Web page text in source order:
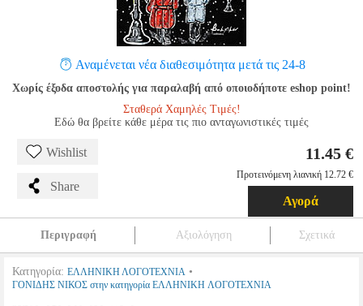
Αναμένεται νέα διαθεσιμότητα μετά τις 24-8
Χωρίς έξοδα αποστολής για παραλαβή από οποιοδήποτε eshop point!
Σταθερά Χαμηλές Τιμές!
Εδώ θα βρείτε κάθε μέρα τις πιο ανταγωνιστικές τιμές
Wishlist
Share
11.45 €
Προτεινόμενη λιανική 12.72 €
Αγορά
Περιγραφή Αξιολόγηση Σχετικά
Κατηγορία: ΕΛΛΗΝΙΚΗ ΛΟΓΟΤΕΧΝΙΑ •
ΓΟΝΙΔΗΣ ΝΙΚΟΣ στην κατηγορία ΕΛΛΗΝΙΚΗ ΛΟΓΟΤΕΧΝΙΑ